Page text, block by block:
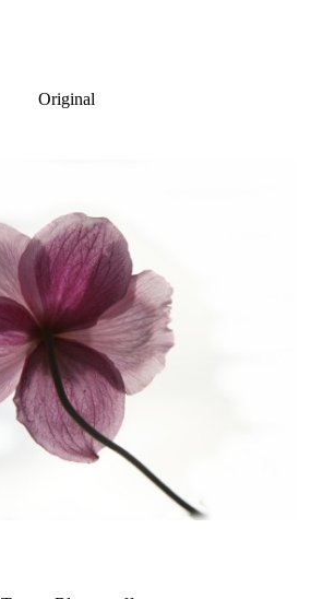
Original